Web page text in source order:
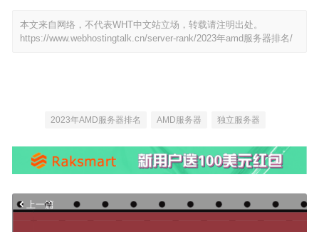
本文来自网络，不代表WHT中文站立场，转载请注明出处。
https://www.webhostingtalk.cn/server-rank/2023年amd服务器排名/
2023年AMD服务器排名 AMD服务器 独立服务器
上一篇